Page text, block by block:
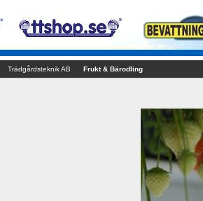
Trädgårdsteknik AB Frukt & Bärodling